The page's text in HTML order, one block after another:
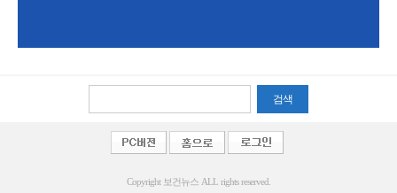
검색
Copyright 보건뉴스 ALL rights reserved.